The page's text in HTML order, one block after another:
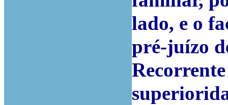
lado, e o
pré-juízo